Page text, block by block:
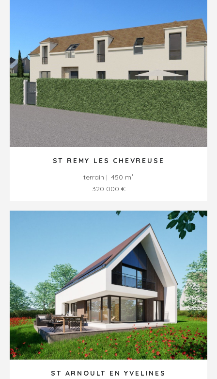
ST REMY LES CHEVREUSE
terrain
450 m²
320 000 €
ST ARNOULT EN YVELINES